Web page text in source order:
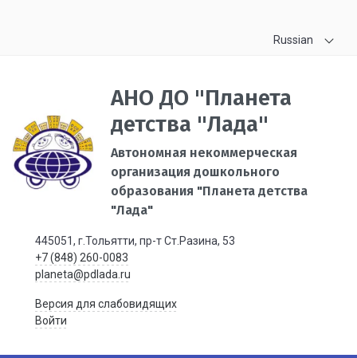
Russian
АНО ДО "Планета
детства "Лада"
Автономная некоммерческая
организация дошкольного
образования "Планета детства
"Лада"
445051, г.Тольятти, пр-т Ст.Разина, 53
+7 (848) 260-0083
planeta@pdlada.ru
Версия для слабовидящих
Войти